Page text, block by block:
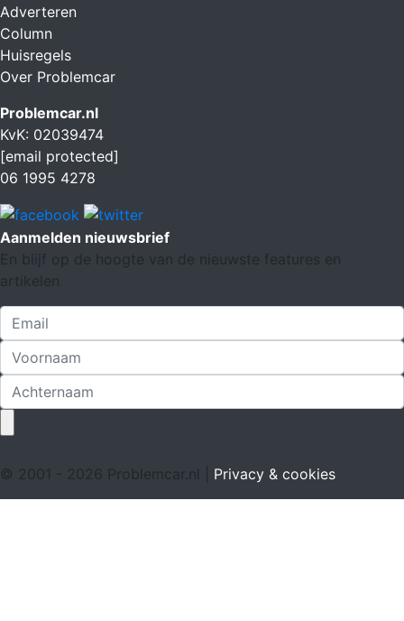
Adverteren
Column
Huisregels
Over Problemcar
Problemcar.nl
KvK: 02039474
[email protected]
06 1995 4278
Aanmelden nieuwsbrief
En blijf op de hoogte van de nieuwste features en
artikelen
© 2001 - 2026 Problemcar.nl | Privacy & cookies